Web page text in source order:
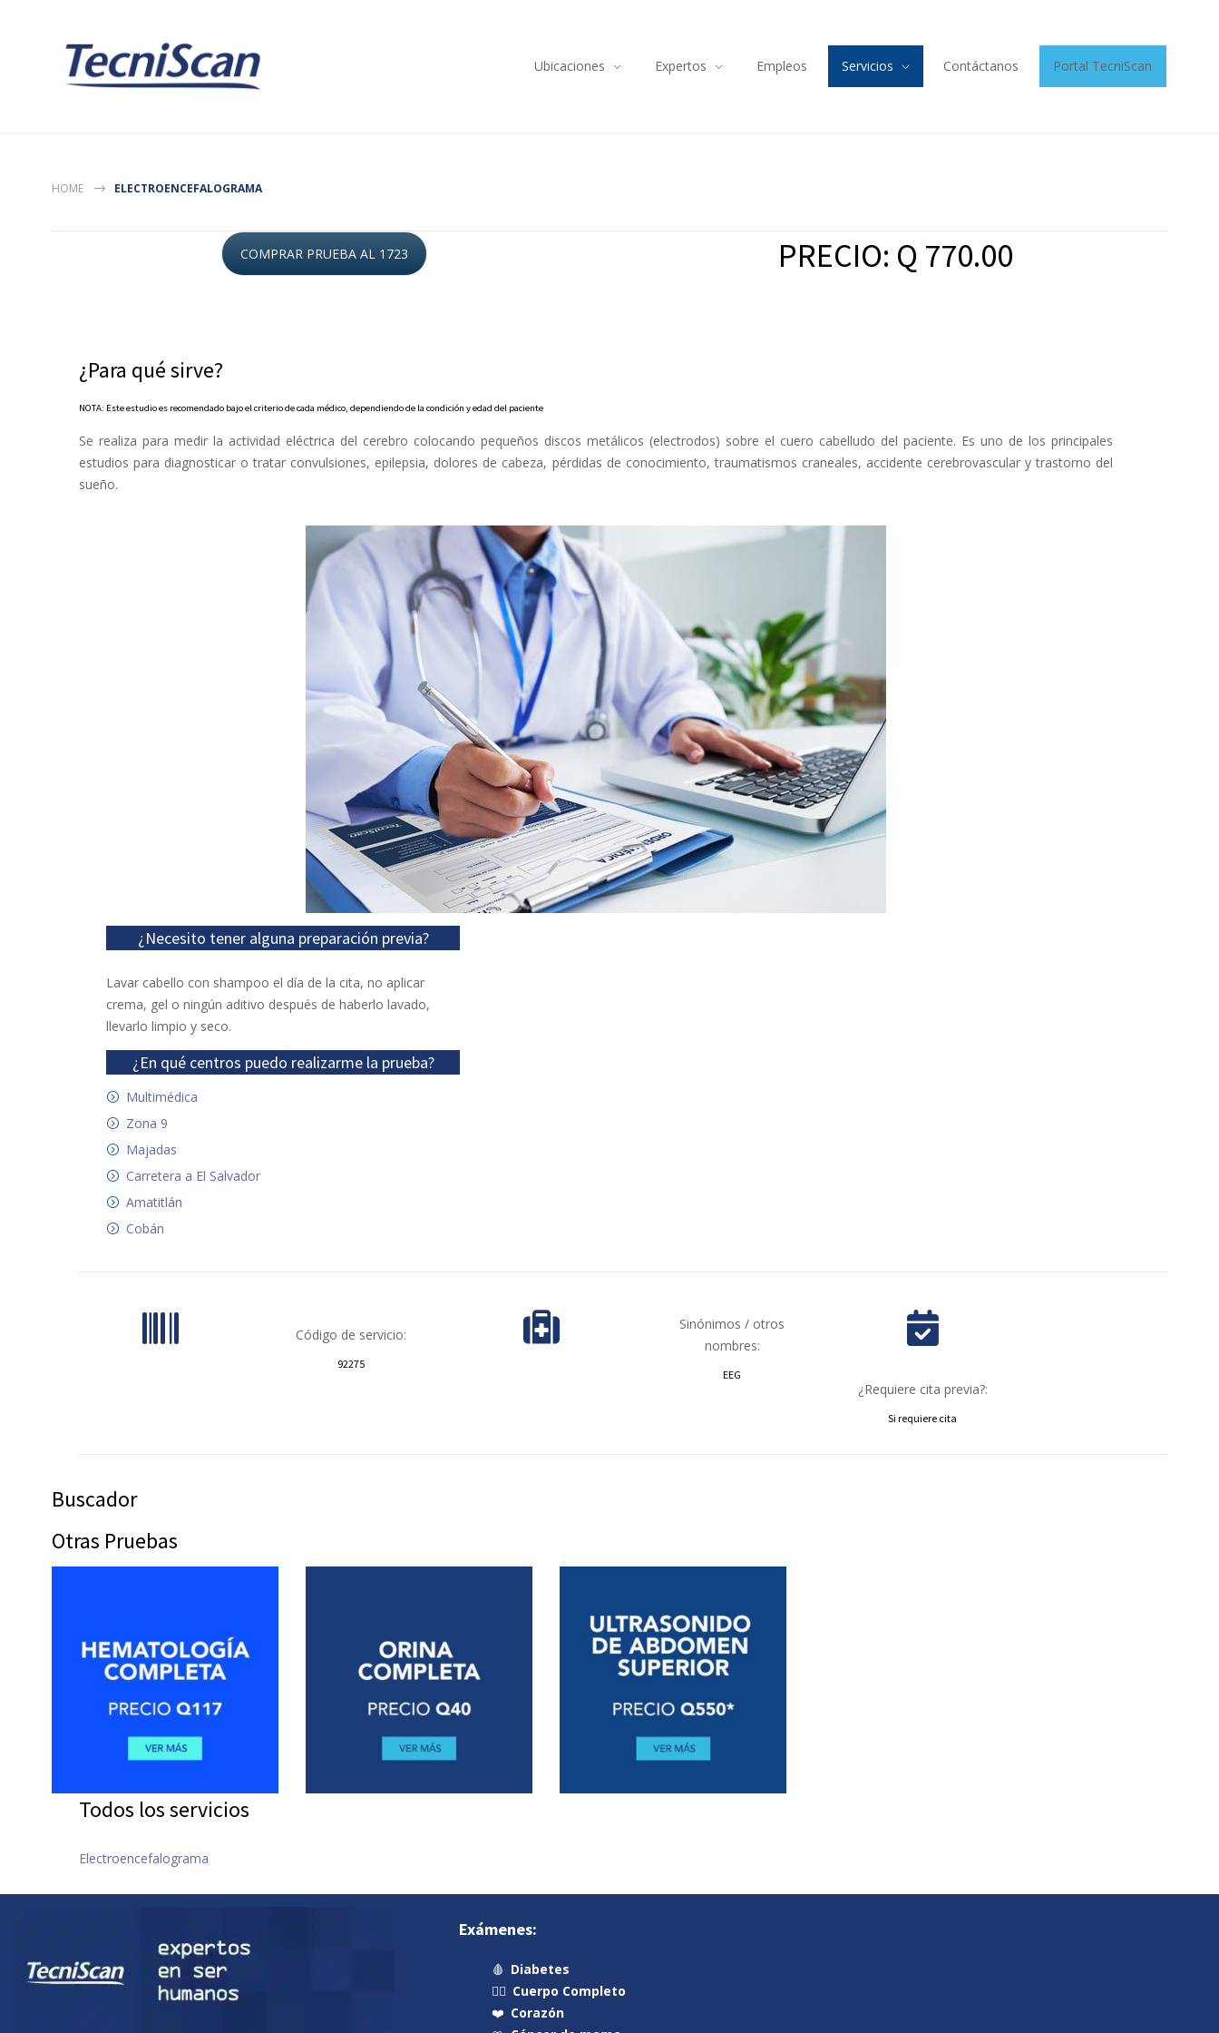
Ubicaciones Expertos Empleos Servicios Contáctanos Portal TecniScan
HOME ELECTROENCEFALOGRAMA
COMPRAR PRUEBA AL 1723 PRECIO: Q 770.00
¿Para qué sirve?
NOTA: Este estudio es recomendado bajo el criterio de cada médico, dependiendo de la condición y edad del paciente
Se realiza para medir la actividad eléctrica del cerebro colocando pequeños discos metálicos (electrodos) sobre el cuero cabelludo del paciente. Es uno de los principales
estudios para diagnosticar o tratar convulsiones, epilepsia, dolores de cabeza, pérdidas de conocimiento, traumatismos craneales, accidente cerebrovascular y trastorno del
sueño.
¿Necesito tener alguna preparación previa?
Lavar cabello con shampoo el día de la cita, no aplicar
crema, gel o ningún aditivo después de haberlo lavado,
llevarlo limpio y seco.
¿En qué centros puedo realizarme la prueba?
Multimédica
Zona 9
Majadas
Carretera a El Salvador
Amatitlán
Cobán
Código de servicio:
92275
Sinónimos / otros
nombres:
EEG
¿Requiere cita previa?:
Si requiere cita
Buscador
Otras Pruebas
Todos los servicios
Electroencefalograma
Exámenes:
🩸 Diabetes
🧍‍♂️ Cuerpo Completo
❤️ Corazón